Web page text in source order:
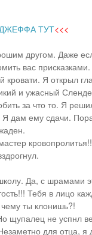
ТУТ<<<
другом. Даже
вас
кровати. Я открыл
и ужасный
за что то. Я
Я дам ему сдачи.
Да, с шрамами
Тебя в лицо
ты клонишь?!
щупалец не успнл
для отца,